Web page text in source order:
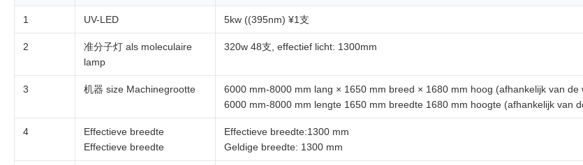
1 UV-LED 5kw ((395nm) ¥1支
2
准分子灯 als moleculaire
lamp
320w 48支, effectief licht: 1300mm
3 机器 size Machinegrootte
6000 mm-8000 mm lang × 1650 mm breed × 1680 mm hoog (afhankelijk van de
6000 mm-8000 mm lengte 1650 mm breedte 1680 mm hoogte (afhankelijk van
4
Effectieve breedte
Effectieve breedte
Effectieve breedte:1300 mm
Geldige breedte: 1300 mm